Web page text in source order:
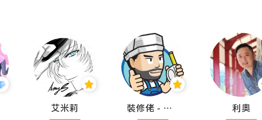
艾米莉 裝修佬 - 香港一站式網上裝修平台 利奧